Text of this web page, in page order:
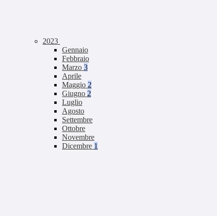
2023
Gennaio
Febbraio
Marzo 3
Aprile
Maggio 2
Giugno 2
Luglio
Agosto
Settembre
Ottobre
Novembre
Dicembre 1